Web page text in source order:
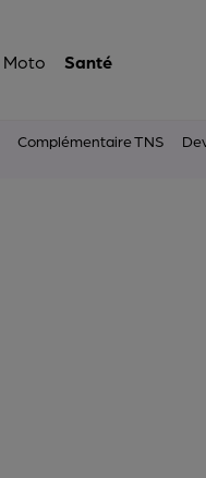
Moto Santé
Complémentaire TNS